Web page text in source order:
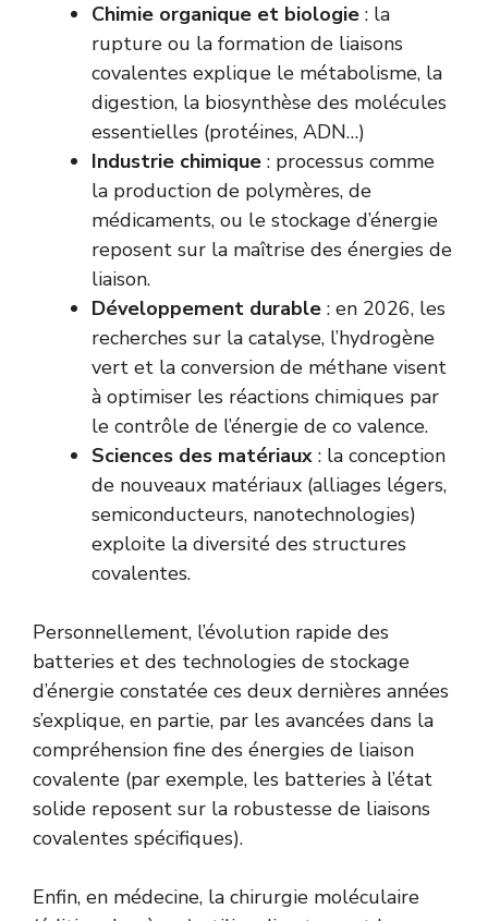
Chimie organique et biologie : la
rupture ou la formation de liaisons
covalentes explique le métabolisme, la
digestion, la biosynthèse des molécules
essentielles (protéines, ADN…)
Industrie chimique : processus comme
la production de polymères, de
médicaments, ou le stockage d’énergie
reposent sur la maîtrise des énergies de
liaison.
Développement durable : en 2026, les
recherches sur la catalyse, l’hydrogène
vert et la conversion de méthane visent
à optimiser les réactions chimiques par
le contrôle de l’énergie de co valence.
Sciences des matériaux : la conception
de nouveaux matériaux (alliages légers,
semiconducteurs, nanotechnologies)
exploite la diversité des structures
covalentes.
Personnellement, l’évolution rapide des
batteries et des technologies de stockage
d’énergie constatée ces deux dernières années
s’explique, en partie, par les avancées dans la
compréhension fine des énergies de liaison
covalente (par exemple, les batteries à l’état
solide reposent sur la robustesse de liaisons
covalentes spécifiques).
Enfin, en médecine, la chirurgie moléculaire